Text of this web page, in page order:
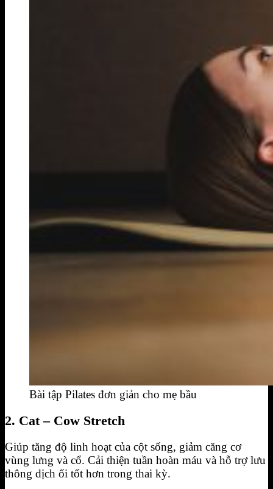
Bài tập Pilates đơn giản cho mẹ bầu
2. Cat – Cow Stretch
Giúp tăng độ linh hoạt của cột sống, giảm căng cơ
vùng lưng và cổ. Cải thiện tuần hoàn máu và hỗ trợ lưu
thông dịch ối tốt hơn trong thai kỳ.